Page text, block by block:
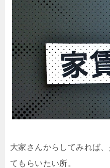
大家さんからしてみれば
てもらいたい所。